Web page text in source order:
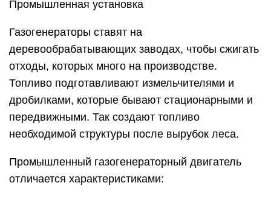
Промышленная установка
Газогенераторы ставят на
деревообрабатывающих заводах, чтобы сжигать
отходы, которых много на производстве.
Топливо подготавливают измельчителями и
дробилками, которые бывают стационарными и
передвижными. Так создают топливо
необходимой структуры после вырубок леса.
Промышленный газогенераторный двигатель
отличается характеристиками: